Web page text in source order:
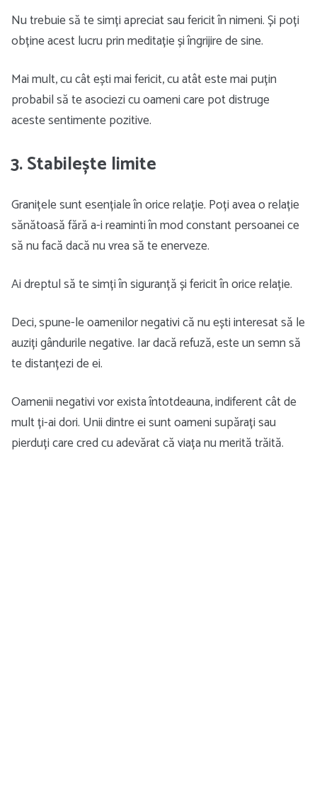
Nu trebuie să te simți apreciat sau fericit în nimeni. Și poți
obține acest lucru prin meditație și îngrijire de sine.
Mai mult, cu cât ești mai fericit, cu atât este mai puțin
probabil să te asociezi cu oameni care pot distruge
aceste sentimente pozitive.
3. Stabilește limite
Granițele sunt esențiale în orice relație. Poți avea o relație
sănătoasă fără a-i reaminti în mod constant persoanei ce
să nu facă dacă nu vrea să te enerveze.
Ai dreptul să te simți în siguranță și fericit în orice relație.
Deci, spune-le oamenilor negativi că nu ești interesat să le
auziți gândurile negative. Iar dacă refuză, este un semn să
te distanțezi de ei.
Oamenii negativi vor exista întotdeauna, indiferent cât de
mult ți-ai dori. Unii dintre ei sunt oameni supărați sau
pierduți care cred cu adevărat că viața nu merită trăită.